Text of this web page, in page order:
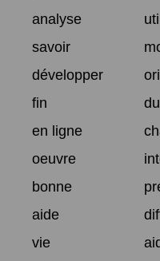
analyse
savoir
développer
fin
en ligne
oeuvre
bonne
aide
vie